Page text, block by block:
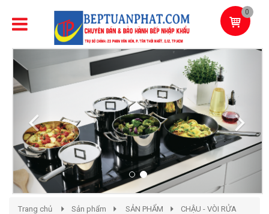
0
Previous
Trang chủ Sản phẩm SẢN PHẨM
CHẬU - VÒI RỬA